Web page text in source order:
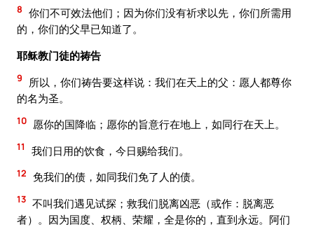
8 你们不可效法他们；因为你们没有祈求以先，你们所需用
的，你们的父早已知道了。
耶稣教门徒的祷告
9
所以，你们祷告要这样说：我们在天上的父：愿人都尊你
的名为圣。
10 愿你的国降临；愿你的旨意行在地上，如同行在天上。
11 我们日用的饮食，今日赐给我们。
12 免我们的债，如同我们免了人的债。
13 不叫我们遇见试探；救我们脱离凶恶（或作：脱离恶
者）。因为国度、权柄、荣耀，全是你的，直到永远。阿们